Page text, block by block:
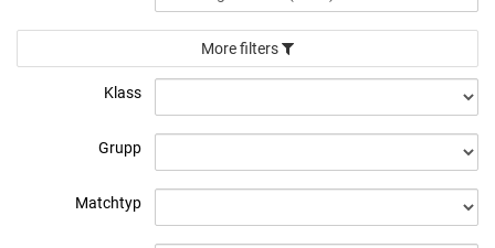
More filters
Klass
Grupp
Matchtyp